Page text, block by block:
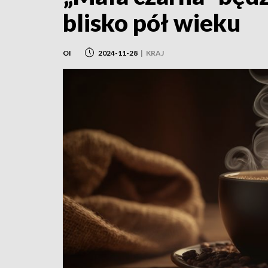
blisko pół wieku
OI 2024-11-28 | KRAJ